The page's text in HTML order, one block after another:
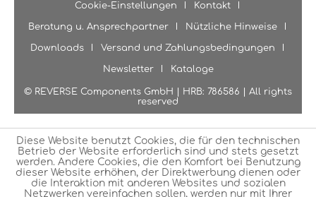
Cookie-Einstellungen Kontakt
Beratung u. Ansprechpartner Nützliche Hinweise
Downloads Versand und Zahlungsbedingungen
Newsletter Kataloge
© REVERSE Components GmbH | HRB: 786586 | All rights
reserved
Diese Website benutzt Cookies, die für den technischen
Betrieb der Website erforderlich sind und stets gesetzt
werden. Andere Cookies, die den Komfort bei Benutzung
dieser Website erhöhen, der Direktwerbung dienen oder
die Interaktion mit anderen Websites und sozialen
Netzwerken vereinfachen sollen, werden nur mit Ihrer